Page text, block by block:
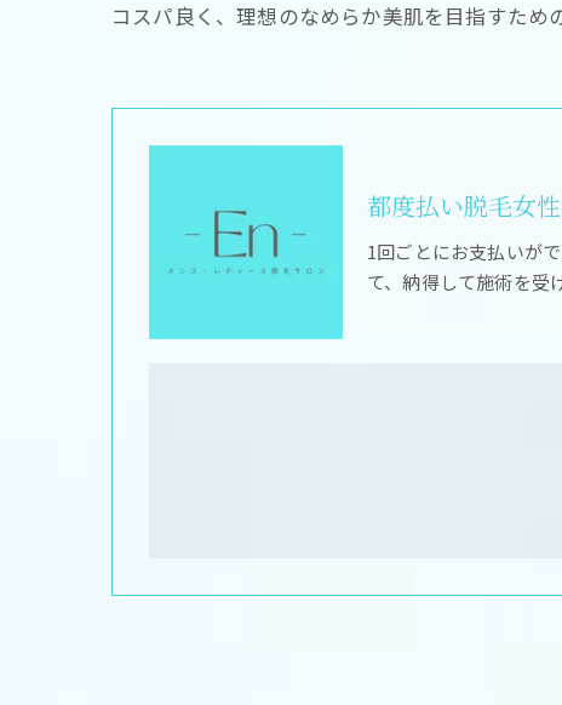
コスパ良く、理想のなめらか美肌を目指すため
都度払い脱毛女
1回ごとにお支払いが
て、納得して施術を受